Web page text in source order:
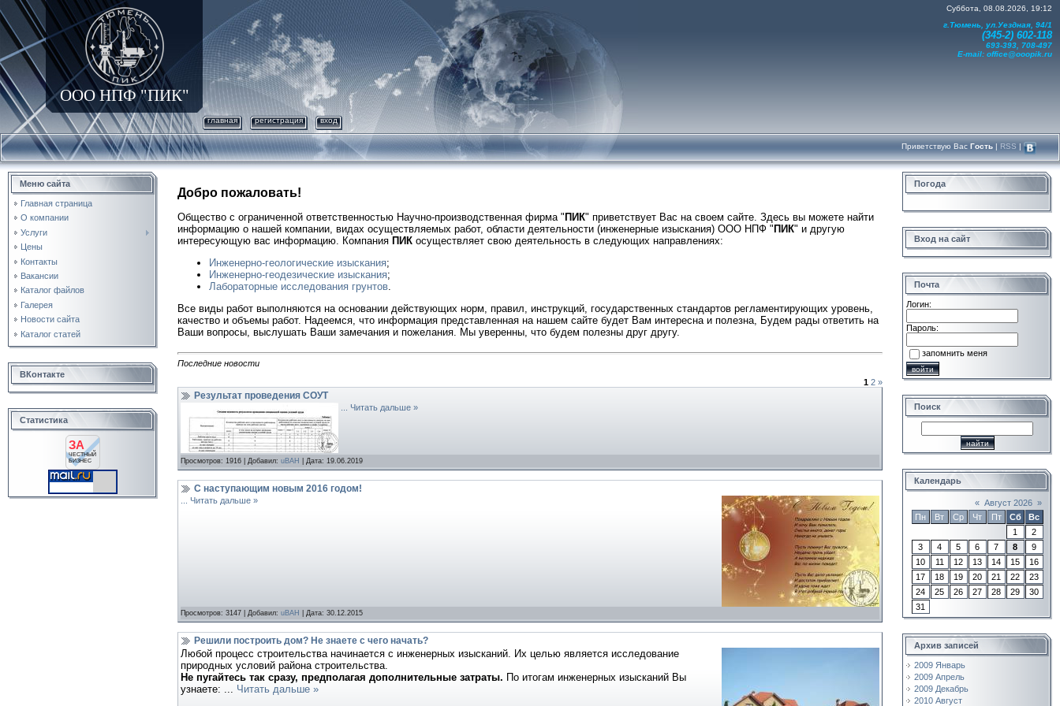
ООО НПФ "ПИК"
Суббота, 08.08.2026, 19:12
г.Тюмень, ул.Уездная, 94/1
(345-2) 602-118
693-393, 708-497
E-mail: office@ooopik.ru
главная регистрация вход
Приветствую Вас Гость | RSS |
Меню сайта
Главная страница
О компании
Услуги
Цены
Контакты
Вакансии
Каталог файлов
Галерея
Новости сайта
Каталог статей
ВКонтакте
Статистика
ЗА
ЧЕСТНЫЙ
БИЗНЕС
Добро пожаловать!
Общество с ограниченной ответственностью Научно-производственная фирма "ПИК" приветствует Вас на своем сайте. Здесь вы можете найти
информацию о нашей компании, видах осуществляемых работ, области деятельности (инженерные изыскания) ООО НПФ "ПИК" и другую
интересующую вас информацию. Компания ПИК осуществляет свою деятельность в следующих направлениях:
Инженерно-геологические изыскания;
Инженерно-геодезические изыскания;
Лабораторные исследования грунтов
Все виды работ выполняются на основании действующих норм, правил, инструкций, государственных стандартов регламентирующих уровень,
качество и объемы работ. Надеемся, что информация представленная на нашем сайте будет Вам интересна и полезна, Будем рады ответить на
Ваши вопросы, выслушать Ваши замечания и пожелания. Мы уверенны, что будем полезны друг другу.
Последние новости
1 2 »
Результат проведения СОУТ
Читать дальше »
Просмотров: 1916 Добавил: uBAH Дата: 19.06.2019
C наступающим новым 2016 годом!
Читать дальше »
Просмотров: 3147 Добавил: uBAH Дата: 30.12.2015
Решили построить дом? Не знаете с чего начать?
Любой процесс строительства начинается с инженерных изысканий. Их целью является исследование
природных условий района строительства.
Не пугайтесь так сразу, предполагая дополнительные затраты. По итогам инженерных изысканий Вы
узнаете:
Читать дальше »
Погода
Вход на сайт
Почта
Логин:
Пароль:
запомнить меня
Поиск
Календарь
« Август 2026 »
Пн
Вт Ср Чт Пт Сб
Вс
1
2
3
4 5 6 7 8
9
10
11 12 13 14 15
16
17
18 19 20 21 22
23
24
25 26 27 28 29
30
31
Архив записей
2009 Январь
2009 Апрель
2009 Декабрь
2010 Август